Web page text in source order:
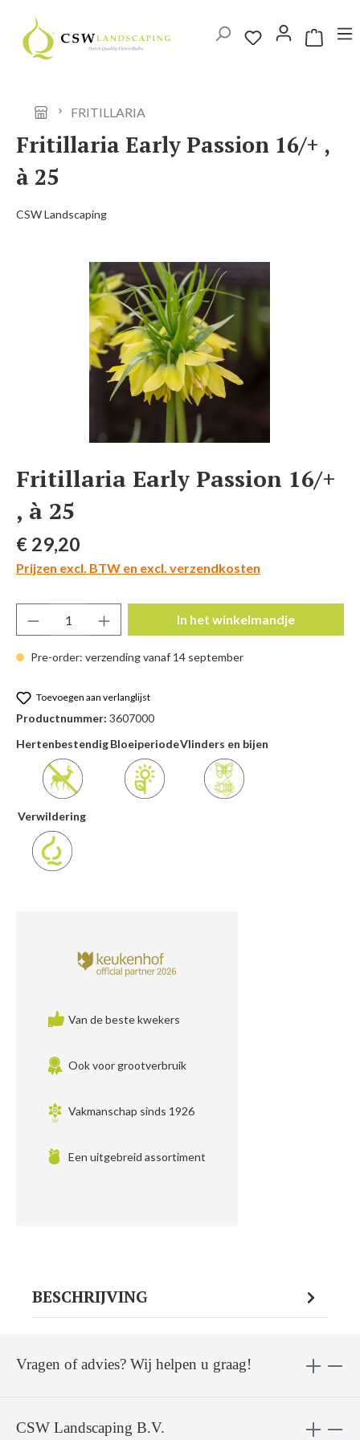
Ga naar de hoofdinhoud
FRITILLARIA
Fritillaria Early Passion 16/+ ,
à 25
CSW Landscaping
Afbeeldingengalerij overslaan
Fritillaria Early Passion 16/+
, à 25
Normale prijs:
€ 29,20
Prijzen excl. BTW en excl. verzendkosten
Pre-order: verzending vanaf 14 september
Producthoeveelheid: Voer de gewenste
In het winkelmandje
Toevoegen aan verlanglijst
Productnummer: 3607000
HertenbestendigBloeiperiodeVlinders en bijen
Verwildering
Van de beste kwekers
Ook voor grootverbruik
Vakmanschap sinds 1926
Een uitgebreid assortiment
BESCHRIJVING
CSW Landscaping B.V.
Vragen of advies? Wij helpen u graag!